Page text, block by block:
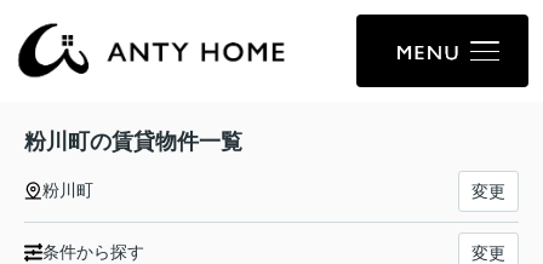
粉川町の賃貸物件一覧
粉川町 変更
条件から探す 変更